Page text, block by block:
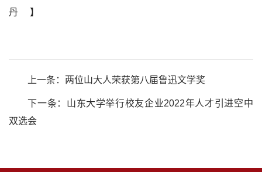
丹 】
上一条： 两位山大人荣获第八届鲁迅文学奖
下一条： 山东大学举行校友企业2022年人才引进空中
双选会